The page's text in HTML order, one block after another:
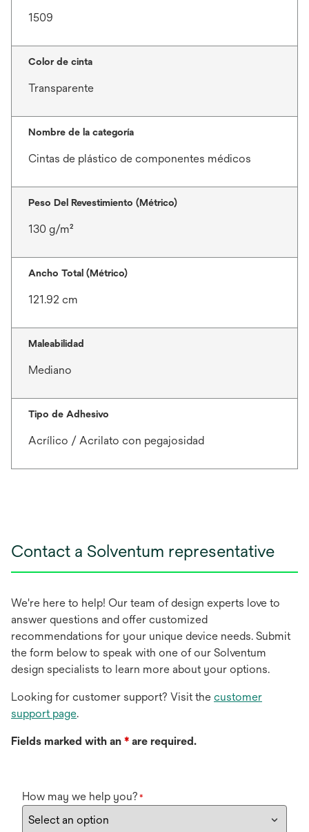
1509
Color de cinta
Transparente
Nombre de la categoría
Cintas de plástico de componentes médicos
Peso Del Revestimiento (Métrico)
130 g/m²
Ancho Total (Métrico)
121.92 cm
Maleabilidad
Mediano
Tipo de Adhesivo
Acrílico / Acrilato con pegajosidad
Contact a Solventum representative
We're here to help! Our team of design experts love to
answer questions and offer customized
recommendations for your unique device needs. Submit
the form below to speak with one of our Solventum
design specialists to learn more about your options.
Looking for customer support? Visit the customer
support page.
Fields marked with an * are required.
How may we help you? *